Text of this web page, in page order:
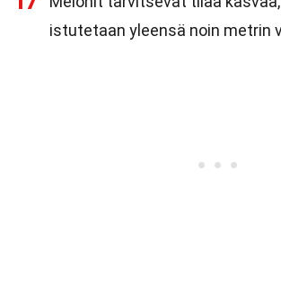
istutetaan yleensä noin metrin